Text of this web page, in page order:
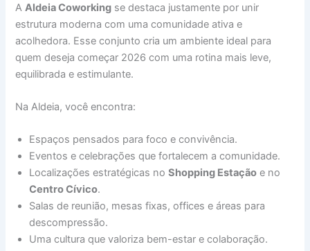
AAldeia Coworking se destaca justamente por unir
estrutura moderna com uma comunidade ativa e
acolhedora. Esse conjunto cria um ambiente ideal para
quem deseja começar 2026 com uma rotina mais leve,
equilibrada e estimulante.
Na Aldeia, você encontra:
Espaços pensados para foco e convivência.
Eventos e celebrações que fortalecem a comunidade.
Localizações estratégicas noShopping Estação e no
Centro Cívico.
Salas de reunião, mesas fixas, offices e áreas para
descompressão.
Uma cultura que valoriza bem-estar e colaboração.